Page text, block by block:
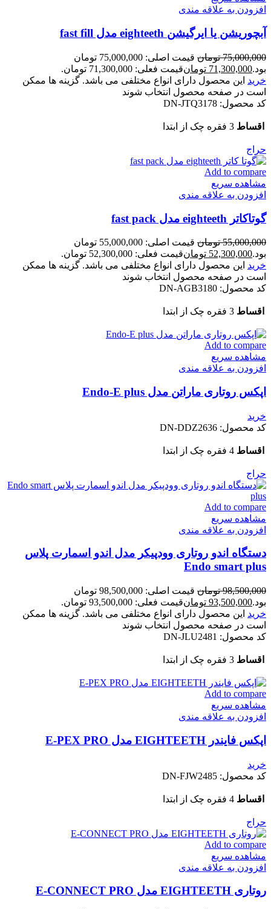
افزودن به علاقه مندی
آبچوریشن یا ایرگیشن eighteeth مدل fast fill
75,000,000 تومان
قیمت اصلی: 75,000,000 تومان
بود.71,300,000 تومانقیمت فعلی: 71,300,000 تومان.
خرید این محصول دارای انواع مختلفی می باشد. گزینه ها ممکن
است در صفحه محصول انتخاب شوند
کد محصول: DN-JTQ3178
اقساط 3 فقره چک از ابتدا
حراج
Add to compare
مشاهده سریع
افزودن به علاقه مندی
گوتاکاتر eighteeth مدل fast pack
55,000,000 تومان
قیمت اصلی: 55,000,000 تومان
بود.52,300,000 تومانقیمت فعلی: 52,300,000 تومان.
خرید این محصول دارای انواع مختلفی می باشد. گزینه ها ممکن
است در صفحه محصول انتخاب شوند
کد محصول: DN-AGB3180
اقساط 3 فقره چک از ابتدا
Add to compare
مشاهده سریع
افزودن به علاقه مندی
اپکس روتاری ماراتن مدل Endo-E plus
خرید
کد محصول: DN-DDZ2636
اقساط 4 فقره چک از ابتدا
حراج
Add to compare
مشاهده سریع
افزودن به علاقه مندی
دستگاه اندو روتاری وودپیکر مدل اندو اسمارت پلاس
Endo smart plus
98,500,000 تومان
قیمت اصلی: 98,500,000 تومان
بود.93,500,000 تومانقیمت فعلی: 93,500,000 تومان.
خرید این محصول دارای انواع مختلفی می باشد. گزینه ها ممکن
است در صفحه محصول انتخاب شوند
کد محصول: DN-JLU2481
اقساط 3 فقره چک از ابتدا
Add to compare
مشاهده سریع
افزودن به علاقه مندی
اپکس فایندر EIGHTEETH مدل E-PEX PRO
خرید
کد محصول: DN-FJW2485
اقساط 4 فقره چک از ابتدا
حراج
Add to compare
مشاهده سریع
افزودن به علاقه مندی
روتاری EIGHTEETH مدل E-CONNECT PRO